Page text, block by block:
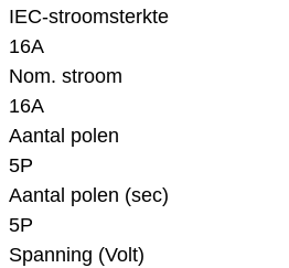
IEC-stroomsterkte
16A
Nom. stroom
16A
Aantal polen
5P
Aantal polen (sec)
5P
Spanning (Volt)